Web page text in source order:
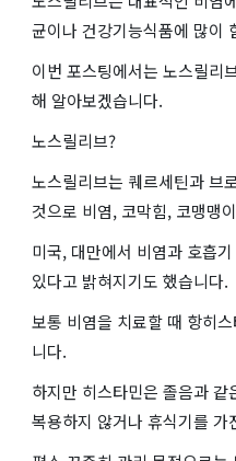
균이나 건강기능식품에 많이
이번 포스팅에서는 노스릴리
해 알아보겠습니다.
노스릴리브?
노스릴리브는 퀘르세틴과 브
것으로 비염, 코막힘, 코맹맹
미국, 대만에서 비염과 호흡
있다고 밝혀지기도 했습니다.
보통 비염을 치료할 때 항히
니다.
하지만 히스타민은 졸음과
복용하지 않거나 휴식기를 가